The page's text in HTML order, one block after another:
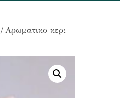
/ Αρωματικο κερι